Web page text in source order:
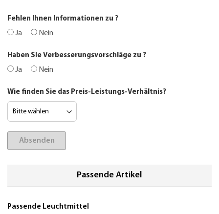
Fehlen Ihnen Informationen zu ?
Ja Nein
Haben Sie Verbesserungsvorschläge zu ?
Ja Nein
Wie finden Sie das Preis-Leistungs-Verhältnis?
Absenden
Passende Artikel
Passende Leuchtmittel